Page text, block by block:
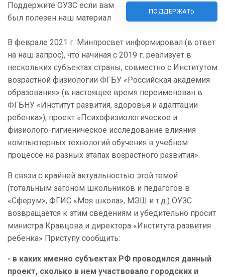
Поддержите ОУЗС если вам
был полезен наш материал
ПОДДЕРЖАТЬ
В феврале 2021 г. Минпросвет информировал (в ответ
на наш запрос), что начиная с 2019 г. реализует в
нескольких субъектах страны, совместно с Институтом
возрастной физиологии ФГБУ «Российская академия
образования» (в настоящее время переименован в
ФГБНУ «Институт развития, здоровья и адаптации
ребенка»), проект «Психофизиологическое и
физиолого-гигиеническое исследование влияния
компьютерных технологий обучения в учебном
процессе на разных этапах возрастного развития».
В связи с крайней актуальностью этой темой
(тотальным загоном школьников и педагогов в
«Сферум», ФГИС «Моя школа», МЭШ и т.д.) ОУЗС
возвращается к этим сведениям и убедительно просит
министра Кравцова и директора «Института развития
ребенка» Приступу сообщить:
- в каких именно субъектах РФ проводился данный
проект, сколько в нем участвовало городских и